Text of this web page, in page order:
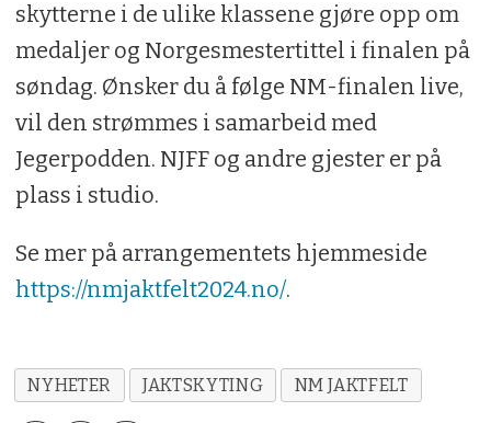
skytterne i de ulike klassene gjøre opp om
medaljer og Norgesmestertittel i finalen på
søndag. Ønsker du å følge NM-finalen live,
vil den strømmes i samarbeid med
Jegerpodden. NJFF og andre gjester er på
plass i studio.
Se mer på arrangementets hjemmeside
https://nmjaktfelt2024.no/.
NYHETER JAKTSKYTING NM JAKTFELT